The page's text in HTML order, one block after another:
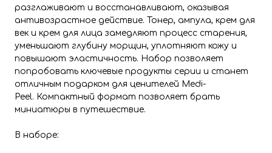
разглаживают и восстанавливают, оказывая
антивозрастное действие. Тонер, ампула, крем для
век и крем для лица замедляют процесс старения,
уменьшают глубину морщин, уплотняют кожу и
повышают эластичность. Набор позволяет
попробовать ключевые продукты серии и станет
отличным подарком для ценителей Medi-
Peel. Компактный формат позволяет брать
миниатюры в путешествие.
В наборе: